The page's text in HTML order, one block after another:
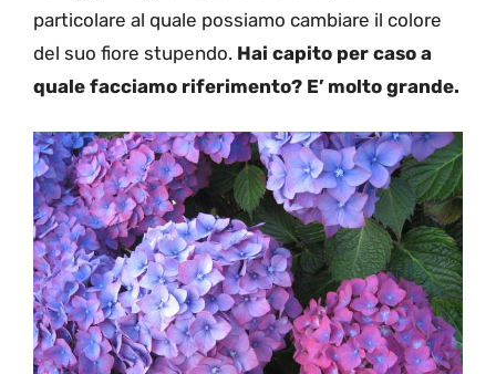
particolare al quale possiamo cambiare il colore
del suo fiore stupendo. Hai capito per caso a
quale facciamo riferimento? E’ molto grande.